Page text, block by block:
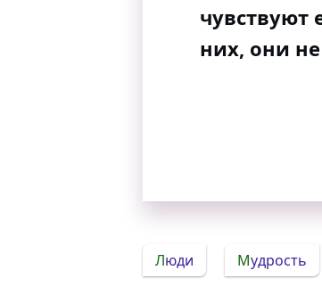
чувствуют
них, они
Люди Мудрость